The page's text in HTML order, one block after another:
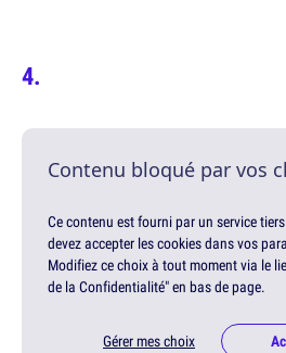
Contenu bloqué par vos
Ce contenu est fourni par un service
devez accepter les cookies dans vos
Modifiez ce choix à tout moment via le
de la Confidentialité" en bas de page.
Gérer mes choix